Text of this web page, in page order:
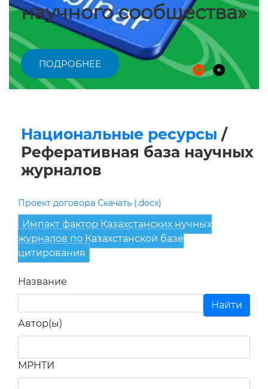
научного сообщества»
ПОДРОБНЕЕ
Национальные ресурсы /
Реферативная база научных
журналов
Проект договора Скачать (.docx)
Импакт фактор Казахстанских нучных
журналов по Казахстанской базе
цитирования
Название
Автор(ы)
МРНТИ